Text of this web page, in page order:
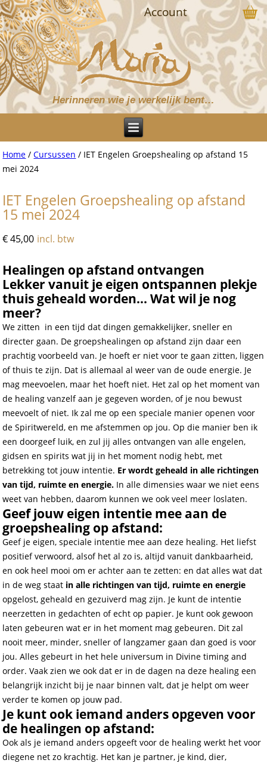
Herinneren wie je werkelijk bent…
Account
Home /Cursussen / IET Engelen Groepshealing op afstand 15
mei 2024
IET Engelen Groepshealing op afstand
15 mei 2024
€45,00 incl. btw
Healingen op afstand ontvangen
Lekker vanuit je eigen ontspannen plekje
thuis geheald worden... Wat wil je nog
meer?
We zitten in een tijd dat dingen gemakkelijker, sneller en
directer gaan. De groepshealingen op afstand zijn daar een
prachtig voorbeeld van. Je hoeft er niet voor te gaan zitten, liggen
of thuis te zijn. Dat is allemaal al weer van de oude energie. Je
mag meevoelen, maar het hoeft niet. Het zal op het moment van
de healing vanzelf aan je gegeven worden, of je nou bewust
meevoelt of niet. Ik zal me op een speciale manier openen voor
de Spiritwereld, en me afstemmen op jou. Op die manier ben ik
een doorgeef luik, en zul jij alles ontvangen van alle engelen,
gidsen en spirits wat jij in het moment nodig hebt, met
betrekking tot jouw intentie. Er wordt geheald in alle richtingen
van tijd, ruimte en energie. In alle dimensies waar we niet eens
weet van hebben, daarom kunnen we ook veel meer loslaten.
Geef jouw eigen intentie mee aan de
groepshealing op afstand:
Geef je eigen, speciale intentie mee aan deze healing. Het liefst
positief verwoord, alsof het al zo is, altijd vanuit dankbaarheid,
en ook heel mooi om er achter aan te zetten: en dat alles wat dat
in de weg staat in alle richtingen van tijd, ruimte en energie
opgelost, geheald en gezuiverd mag zijn. Je kunt de intentie
neerzetten in gedachten of echt op papier. Je kunt ook gewoon
laten gebeuren wat er in het moment mag gebeuren. Dit zal
nooit meer, minder, sneller of langzamer gaan dan goed is voor
jou. Alles gebeurt in het hele universum in Divine timing and
order. Vaak zien we ook dat er in de dagen na deze healing een
belangrijk inzicht bij je naar binnen valt, dat je helpt om weer
verder te komen op jouw pad.
Je kunt ook iemand anders opgeven voor
de healingen op afstand:
Ook als je iemand anders opgeeft voor de healing werkt het voor
diegene net zo krachtig. Het kan je partner, je kind, dier,